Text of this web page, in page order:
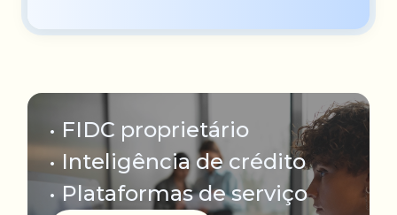
• FIDC proprietário
• Inteligência de crédito
• Plataformas de serviço